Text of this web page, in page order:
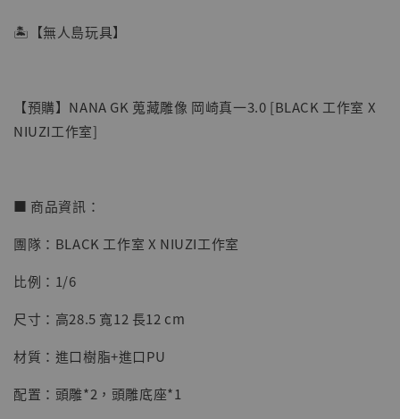
【店內現貨】七龍珠 系列蒐藏雕像 悟空 鳥山
明紀念款 [奇蹟工作室]
NT$ 5,580
🏝【無人島玩具】
【預購】NANA GK 蒐藏雕像 岡崎真一3.0 [BLACK 工作室 X
NIUZI工作室]
■ 商品資訊：
團隊：BLACK 工作室 X NIUZI工作室
比例：1/6
尺寸：高28.5 寬12 長12 cm
材質：進口樹脂+進口PU
配置：頭雕*2，頭雕底座*1